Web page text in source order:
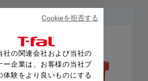
社の関連会社および当社の
ー企業は、お客様の当社ブ
体験をより良いものにする
Cookieを拒否する